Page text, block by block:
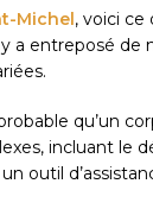
Michel, voici ce
a entreposé
qu’un
incluant le
outil